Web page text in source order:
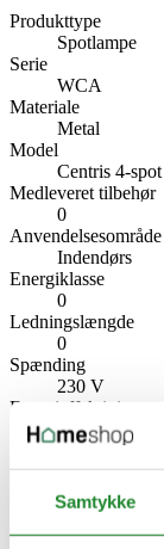
Samtykke
Produkttype
Spotlampe
Serie
WCA
Materiale
Metal
Model
Centris 4-spot
Medleveret tilbehør
0
Anvendelsesområde
Indendørs
Energiklasse
0
Ledningslængde
0
Spænding
230 V
Energieffektivitet
0
IP-klasse
IP20
Diameter
0
Watt